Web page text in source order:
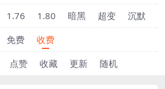
1.76 1.80 暗黑 超变 沉默
免费
收费
点赞 收藏 更新 随机